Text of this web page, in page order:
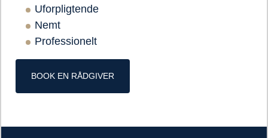
Uforpligtende
Nemt
Professionelt
BOOK EN RÅDGIVER